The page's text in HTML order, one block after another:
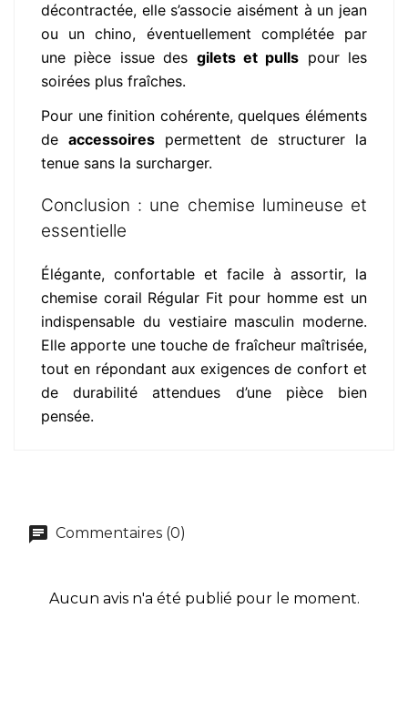
décontractée, elle s’associe aisément à un jean
ou un chino, éventuellement complétée par
une pièce issue des gilets et pulls pour les
soirées plus fraîches.
Pour une finition cohérente, quelques éléments
de accessoirespermettent de structurer la
tenue sans la surcharger.
Conclusion : une chemise lumineuse et
essentielle
Élégante, confortable et facile à assortir, la
chemise corail Régular Fit pour homme est un
indispensable du vestiaire masculin moderne.
Elle apporte une touche de fraîcheur maîtrisée,
tout en répondant aux exigences de confort et
de durabilité attendues d’une pièce bien
pensée.
Commentaires (0)
Aucun avis n'a été publié pour le moment.